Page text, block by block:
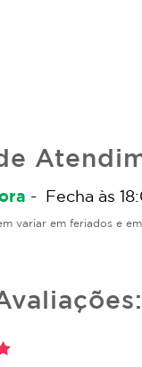
- Fecha às
variar em feriados e